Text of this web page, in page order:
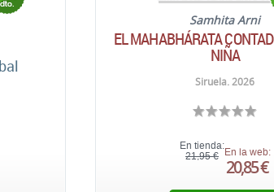
Samhita Arni
EL MAHABHÁRATA
NIÑA
Siruela. 2026
En tienda:
21,95 € En la web:
20,85 €